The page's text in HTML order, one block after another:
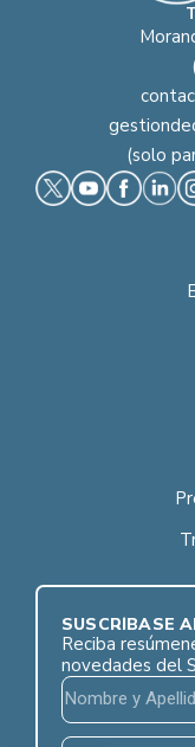
(solo
SUSCRÍBASE
Reciba
novedades del